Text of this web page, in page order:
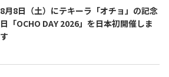
Cuisines of Mexico
8月8日（土）にテキーラ「オチョ」の記念
日「OCHO DAY 2026」を日本初開催しま
す